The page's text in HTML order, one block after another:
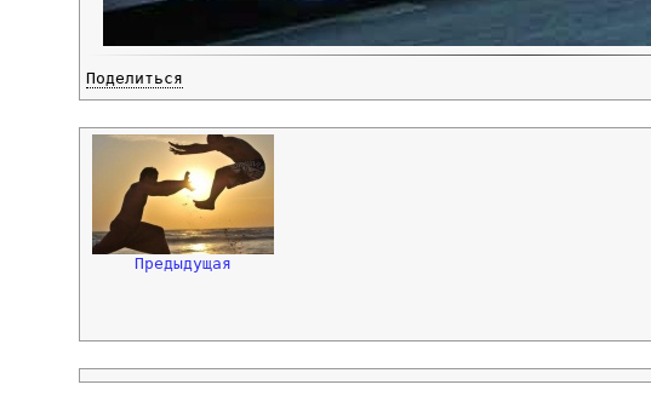
Поделиться
Предыдущая